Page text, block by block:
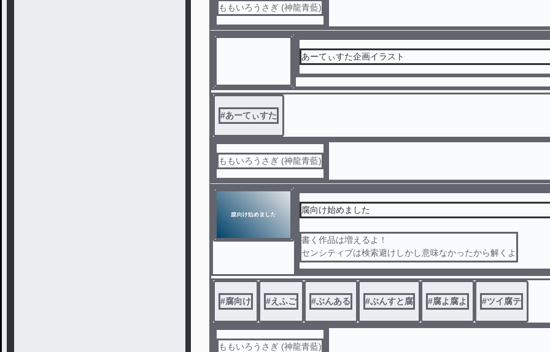
ももいろうさぎ (神龍青藍)
あーてぃすた企画イラスト
#あーてぃすた
ももいろうさぎ (神龍青藍)
腐向け始めました
書く作品は増えるよ！
センシティブは検索避けしかし意味なかったから解くよ
お試しでフォロワー限定で
コメくれ
#腐向け #えふご #ぶんある #ぶんすと腐 #腐よ腐よ #ツイ腐テ
ももいろうさぎ (神龍青藍)